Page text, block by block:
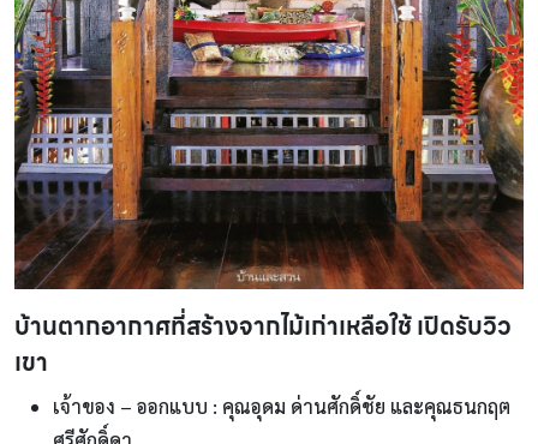
บ้านตากอากาศที่สร้างจากไม้เก่าเหลือใช้ เปิดรับวิว
เขา
เจ้าของ – ออกแบบ : คุณอุดม ด่านศักดิ์ชัย และคุณธนกฤต